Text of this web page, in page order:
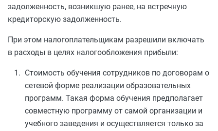
задолженность, возникшую ранее, на встречную
кредиторскую задолженность.
При этом налогоплательщикам разрешили включать
в расходы в целях налогообложения прибыли:
Стоимость обучения сотрудников по договорам о
сетевой форме реализации образовательных
программ. Такая форма обучения предполагает
совместную программу от самой организации и
учебного заведения и осуществляется только за